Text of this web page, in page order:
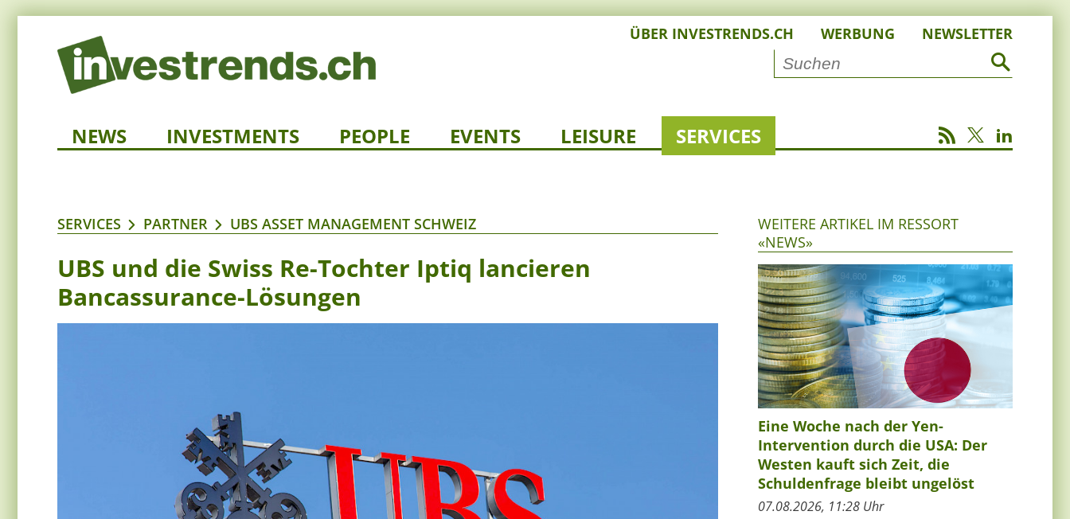
ÜBER INVESTRENDS.CH WERBUNG NEWSLETTER
NEWS INVESTMENTS PEOPLE EVENTS LEISURE SERVICES
SERVICES PARTNER UBS ASSET MANAGEMENT SCHWEIZ
UBS und die Swiss Re-Tochter Iptiq lancieren
Bancassurance-Lösungen
WEITERE ARTIKEL IM RESSORT
«NEWS»
Eine Woche nach der Yen-
Intervention durch die USA: Der
Westen kauft sich Zeit, die
Schuldenfrage bleibt ungelöst
07.08.2026, 11:28 Uhr